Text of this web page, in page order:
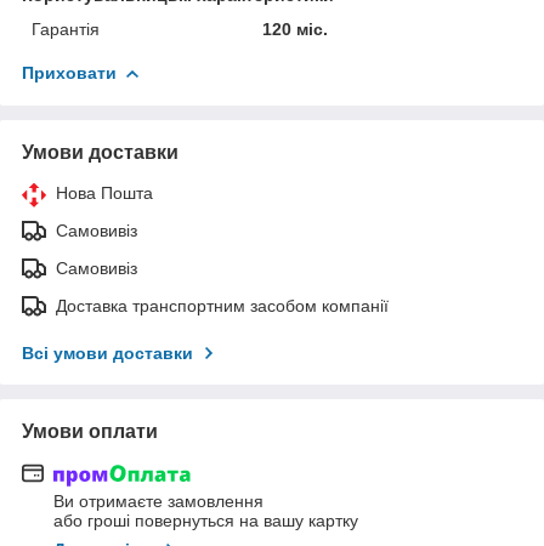
Гарантія
120 міс.
Приховати
Умови доставки
Нова Пошта
Самовивіз
Самовивіз
Доставка транспортним засобом компанії
Всі умови доставки
Умови оплати
Ви отримаєте замовлення
або гроші повернуться на вашу картку